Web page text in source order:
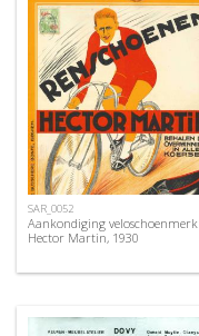
SAR_0052
Aankondiging veloschoenmerk
Hector Martin, 1930